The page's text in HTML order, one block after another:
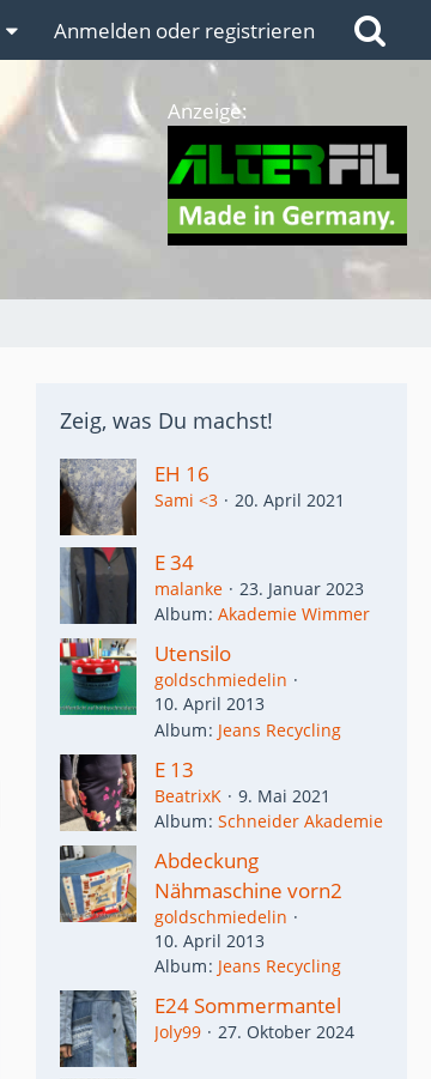
Anmelden oder registrieren
Anzeige:
Zeig, was Du machst!
EH 16
Sami <3 20. April 2021
E 34
malanke
23. Januar 2023
Album Akademie Wimmer
Utensilo
goldschmiedelin
10. April 2013
Album Jeans Recycling
E 13
BeatrixK
9. Mai 2021
Album Schneider Akademie
Abdeckung
Nähmaschine vorn2
goldschmiedelin
10. April 2013
Album Jeans Recycling
E24 Sommermantel
Joly99 27. Oktober 2024